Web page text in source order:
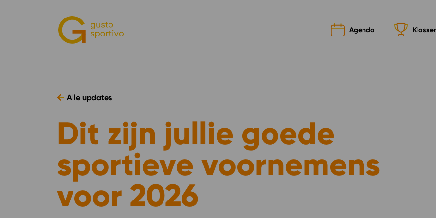
Agenda
Alle updates
Dit zijn jullie goede
sportieve voornemens
voor 2026